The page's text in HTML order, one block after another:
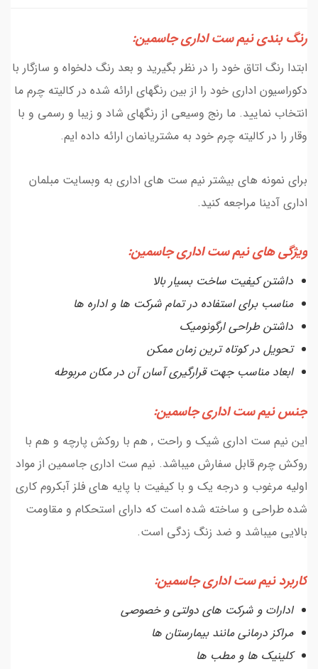
رنگ بندی نیم ست اداری جاسمین:
ابتدا رنگ اتاق خود را در نظر بگیرید و بعد رنگ دلخواه و سازگار با
دکوراسیون اداری خود را از بین رنگهای ارائه شده در کالیته چرم ما
انتخاب نمایید. ما رنج وسیعی از رنگهای شاد و زیبا و رسمی و با
وقار را در کالیته چرم خود به مشتریانمان ارائه داده ایم.
برای نمونه های بیشتر نیم ست های اداری به وبسایت مبلمان
اداری آدینا مراجعه کنید.
ویژگی های نیم ست اداری جاسمین:
داشتن کیفیت ساخت بسیار بالا
مناسب برای استفاده در تمام شرکت ها و اداره ها
داشتن طراحی ارگونومیک
تحویل در کوتاه ترین زمان ممکن
ابعاد مناسب جهت قرارگیری آسان آن در مکان مربوطه
جنس نیم ست اداری جاسمین:
این نیم ست اداری شیک و راحت , هم با روکش پارچه و هم با
روکش چرم قابل سفارش میباشد. نیم ست اداری جاسمین از مواد
اولیه مرغوب و درجه یک و با کیفیت با پایه های فلز آبکروم کاری
شده طراحی و ساخته شده است که دارای استحکام و مقاومت
بالایی میباشد و ضد زنگ زدگی است.
کاربرد نیم ست اداری جاسمین:
ادارات و شرکت های دولتی و خصوصی
مراکز درمانی مانند بیمارستان ها
کلینیک ها و مطب ها